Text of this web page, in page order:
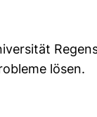
lösen.